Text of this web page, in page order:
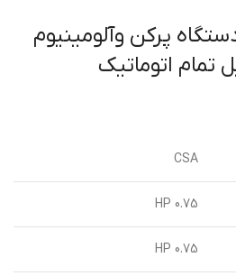
پركن وآلومينيوم
تمام اتوماتيك
CSA
HP 0.75
0.75 HP